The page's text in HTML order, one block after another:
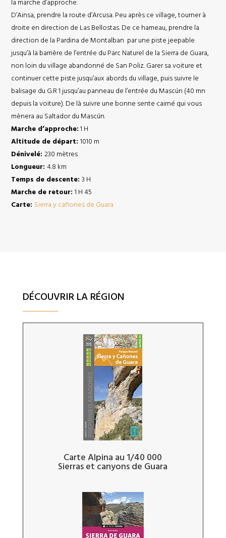
la marche d’approche.
D’Ainsa, prendre la route d’Arcusa. Peu après ce village, tourner à
droite en direction de Las Bellostas. De ce hameau, prendre la
direction de la Pardina de Montalban par une piste jeepable
jusqu’à la barrière de l’entrée du Parc Naturel de la Sierra de Guara,
non loin du village abandonné de San Poliz. Garer sa voiture et
continuer cette piste jusqu’aux abords du village, puis suivre le
balisage du G.R 1 jusqu’au panneau de l’entrée du Mascún (40 mn
depuis la voiture). De là suivre une bonne sente cairné qui vous
mènera au Saltador du Mascún.
Marche d’approche: 1 H
Altitude de départ:1010 m
Dénivelé:230 mètres
Longueur: 4.8 km
Temps de descente:3 H
Marche de retour:1 H 45
Carte: Sierra y cañones de Guara
DÉCOUVRIR LA RÉGION
Carte Alpina au 1/40 000
Sierras et canyons de Guara